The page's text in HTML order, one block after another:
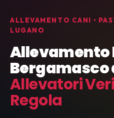
ALLEVAMENTO CANI •
LUGANO
Allevamento
Bergamasco
Allevatori
Regola